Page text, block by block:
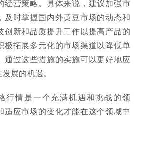
经营策略。具体来说，建议加强市
及时掌握国内外黄豆市场的动态和
创新和品质提升工作以提高产品的
极拓展多元化的市场渠道以降低单
通过这些措施的实施可以更好地应
展的机遇。
行情是一个充满机遇和挑战的领
适应市场的变化才能在这个领域中